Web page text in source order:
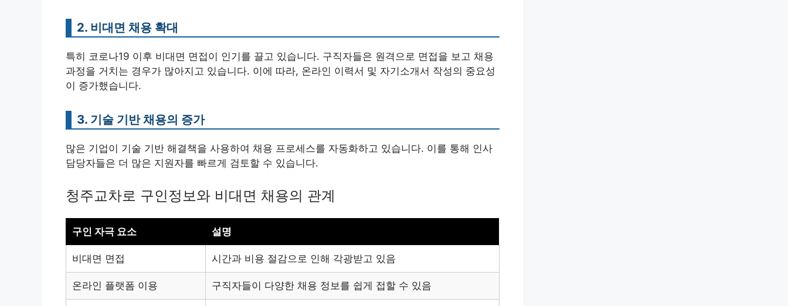
2. 비대면 채용 확대
특히 코로나19 이후 비대면 면접이 인기를 끌고 있습니다. 구직자들은 원격으로 면접을 보고 채용
과정을 거치는 경우가 많아지고 있습니다. 이에 따라, 온라인 이력서 및 자기소개서 작성의 중요성
이 증가했습니다.
3. 기술 기반 채용의 증가
많은 기업이 기술 기반 해결책을 사용하여 채용 프로세스를 자동화하고 있습니다. 이를 통해 인사
담당자들은 더 많은 지원자를 빠르게 검토할 수 있습니다.
청주교차로 구인정보와 비대면 채용의 관계
구인 자극 요소 설명
비대면 면접 시간과 비용 절감으로 인해 각광받고 있음
온라인 플랫폼 이용 구직자들이 다양한 채용 정보를 쉽게 접할 수 있음